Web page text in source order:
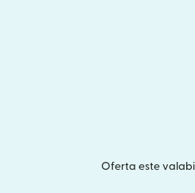
Oferta este